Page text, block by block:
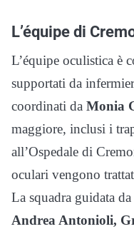
L’équipe di
L’équipe oculistica è
supportati da
coordinati da Monia
maggiore, inclusi i
all’Ospedale di
oculari vengono
La squadra guidata da
Andrea Antonioli,